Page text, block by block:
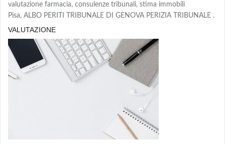
valutazione farmacia, consulenze tribunali, stima immobili
Pisa, ALBO PERITI TRIBUNALE DI GENOVA PERIZIA TRIBUNALE .
VALUTAZIONE